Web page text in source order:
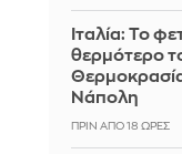
Ιταλία: To
θερμότερο
Νάπολη
ΠΡΙΝ ΑΠΌ 18 ΏΡΕΣ